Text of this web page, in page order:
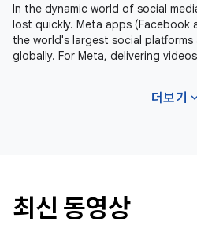
In the dynamic world of social
lost quickly. Meta apps (Facebook
the world's largest social
globally. For Meta, delivering
더보기
최신 동영상